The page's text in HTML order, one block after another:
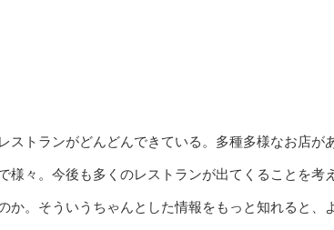
ストランがどんどんできている。多種多様なお店が
様々。今後も多くのレストランが出てくることを考
か。そういうちゃんとした情報をもっと知れると、